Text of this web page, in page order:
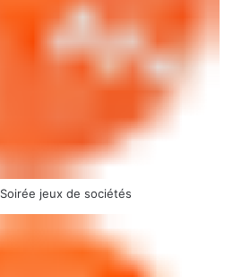
Soirée jeux de sociétés